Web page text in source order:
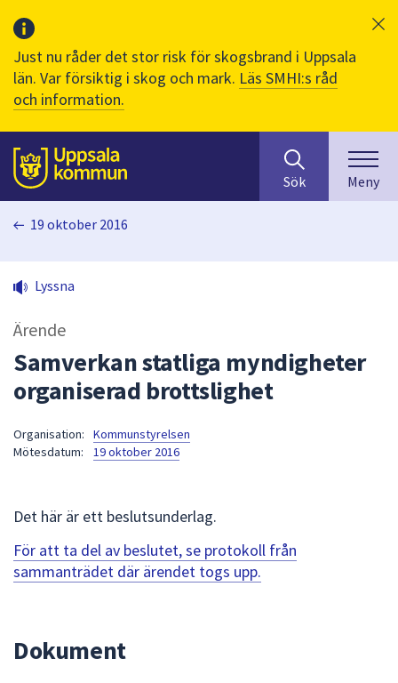
Just nu råder det stor risk för skogsbrand i Uppsala
län. Var försiktig i skog och mark. Läs SMHI:s råd
och information.
Till sidans
huvudinnehåll
efter
innehåll
på
sökfältet
kommer
sökförslag
för
att
navigera
Sök Meny
19 oktober 2016
Lyssna
Ärende
Samverkan statliga myndigheter
organiserad brottslighet
Organisation:
Kommunstyrelsen
Mötesdatum:
19 oktober 2016
Det här är ett beslutsunderlag.
För att ta del av beslutet, se protokoll från
sammanträdet där ärendet togs upp.
Dokument